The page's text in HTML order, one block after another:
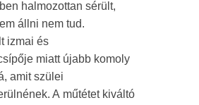
halmozottan sérült,
állni nem tud.
izmai és
miatt újabb komoly
amit szülei
A műtétet kiváltó